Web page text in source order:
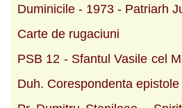
Duminicile - 1973 - Patriarh
Carte de rugaciuni
PSB 12 - Sfantul Vasile cel
Duh. Corespondenta epistole